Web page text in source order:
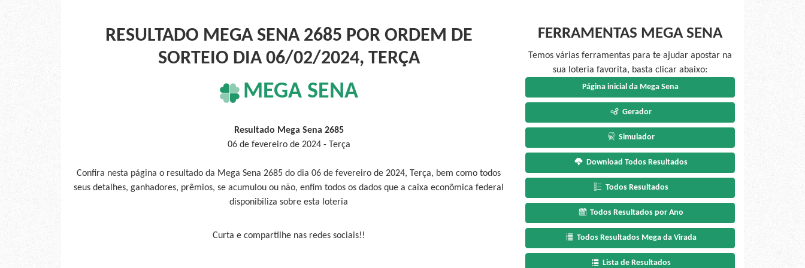
RESULTADO MEGA SENA 2685 POR ORDEM DE
SORTEIO DIA 06/02/2024, TERÇA
MEGA SENA
Resultado Mega Sena 2685
06 de fevereiro de 2024 - Terça
Confira nesta página o resultado da Mega Sena 2685 do dia 06 de fevereiro de 2024, Terça, bem como todos
seus detalhes, ganhadores, prêmios, se acumulou ou não, enfim todos os dados que a caixa econômica federal
disponibiliza sobre esta loteria
Curta e compartilhe nas redes sociais!!
FERRAMENTAS MEGA SENA
Temos várias ferramentas para te ajudar apostar na
sua loteria favorita, basta clicar abaixo:
Página inicial da Mega Sena
Gerador
Simulador
Download Todos Resultados
Todos Resultados
Todos Resultados por Ano
Todos Resultados Mega da Virada
Lista de Resultados